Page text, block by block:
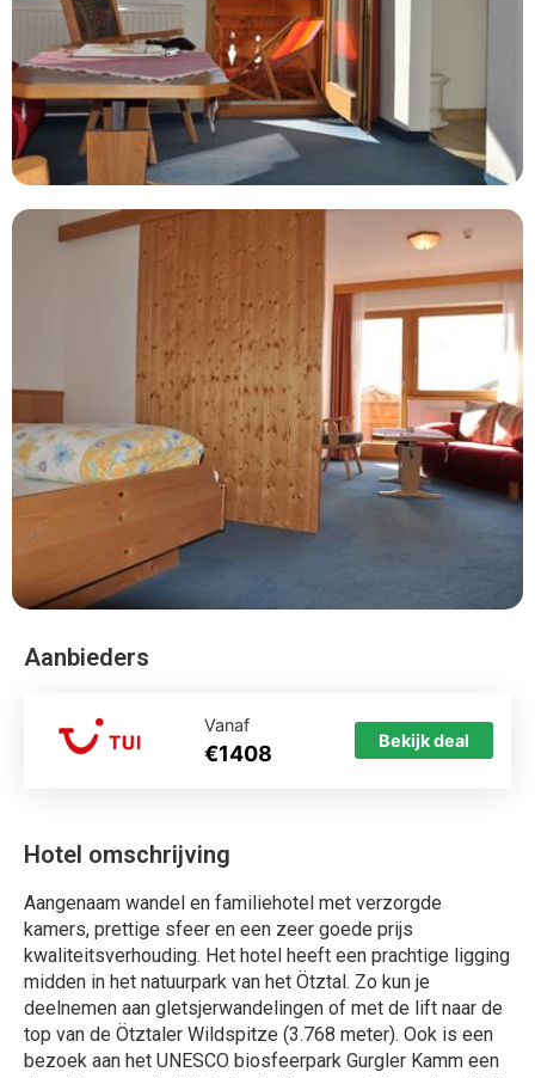
Hotel omschrijving
Aangenaam wandel en familiehotel met verzorgde
kamers, prettige sfeer en een zeer goede prijs
kwaliteitsverhouding. Het hotel heeft een prachtige ligging
midden in het natuurpark van het Ötztal. Zo kun je
deelnemen aan gletsjerwandelingen of met de lift naar de
top van de Ötztaler Wildspitze (3.768 meter). Ook is een
absolute aanrader! Het eten is hier van sublieme kwaliteit,
Neem er gerust een lekker drankje bij, je verblijft hier
immers op basis van All Inclusive.
plaats Vent, waar je allinclusive hotel Kleon vindt. Het
hotel is niet specifiek op kinderen gericht en beschikt
helaas niet over een zwembad. Bij deze vakantie zit het
vliegticket inbegrepen. Wij vergelijken de goedkoopste
vakantie naar Kleon voor u. Bekijk de reviews en boek
direct uw vakantie.
Aanbieders
Vanaf
€1408 Bekijk deal